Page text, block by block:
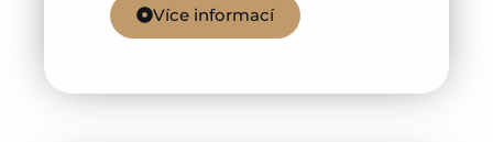
Více informací